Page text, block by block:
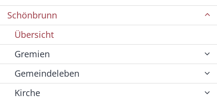
Schönbrunn
Übersicht
Gremien
Gemeindeleben
Kirche